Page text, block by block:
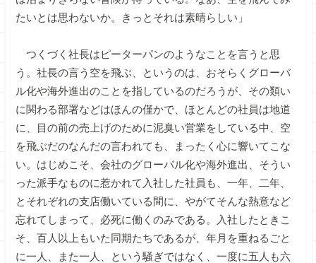
たいとは思わないか。きっとそれは素晴らしい」
つくづく社長はピーターパンのようなことを言うと思
う。社長の言う空を飛ぶ、というのは、おそらくグローバ
ル化や海外進出のことを指しているのだろうが、その類い
に関わる部署などはほんの僅かで、ほとんどの社員は地道
に、目の前の売上げのために泥臭い営業をしている中、空
を飛ぶだのなんだの言われても、まったく心に響いてこな
い。はじめこそ、会社のグローバル化や海外進出、そうい
った派手なものに惹かれて入社した社員も、一年、二年、
とそれぞれの支店働いている間に、やがてそんな熱意など
忘れてしまって、必死に働くのみである。入社したときこ
そ、百人以上もいた同期たちであるが、年月を重ねるごと
に一人、また一人、という騒ぎではなく、一度に五人も六